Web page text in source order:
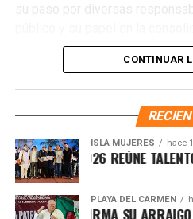
Recibe las
Únete al canal oficial
Quinto Podery
su paso por diversas
estado, donde fue el primer
Ejecutivo Estatal y CONTINUAR
ISLA MUJERES hace
ISLEÑO 2026 REÚNE TALENTO Y
PLAYA DEL CARMEN
REAFIRMA SU ARRAIGO